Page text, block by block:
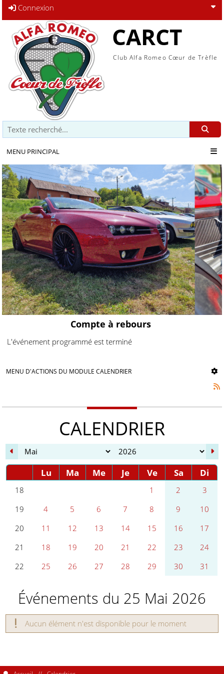
Connexion
CARCT
Club Alfa Romeo Cœur de Trèfle
Recherche
MENU PRINCIPAL
Compte à rebours
L'événement programmé est terminé
MENU D'ACTIONS DU MODULE CALENDRIER
CALENDRIER
Se Lu Ma Me Je Ve Sa Di
18 1 2
3
19
4 5 6 7 8 9
10
20
11 12 13 14 15 16
17
21
18 19 20 21 22 23
24
22
25 26 27 28 29 30 31
Événements du 25 Mai 2026
Aucun élément n'est disponible pour le moment